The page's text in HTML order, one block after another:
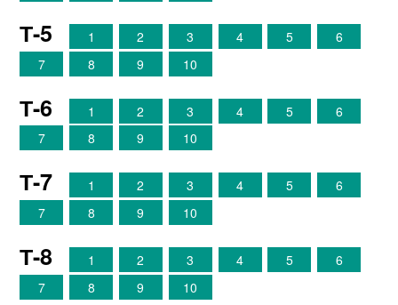
Т-5 1 2 3 4 5
6
7
8 9 10
Т-6 1 2 3 4 5
6
7
8 9 10
Т-7 1 2 3 4 5
6
7
8 9 10
Т-8 1 2 3 4 5
6
7
8 9 10